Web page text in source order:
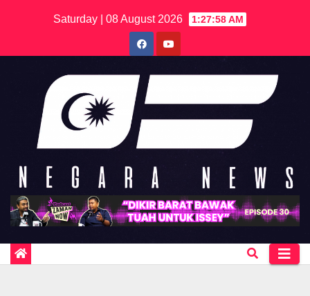
Saturday | 08 August 2026 1:27:58 AM